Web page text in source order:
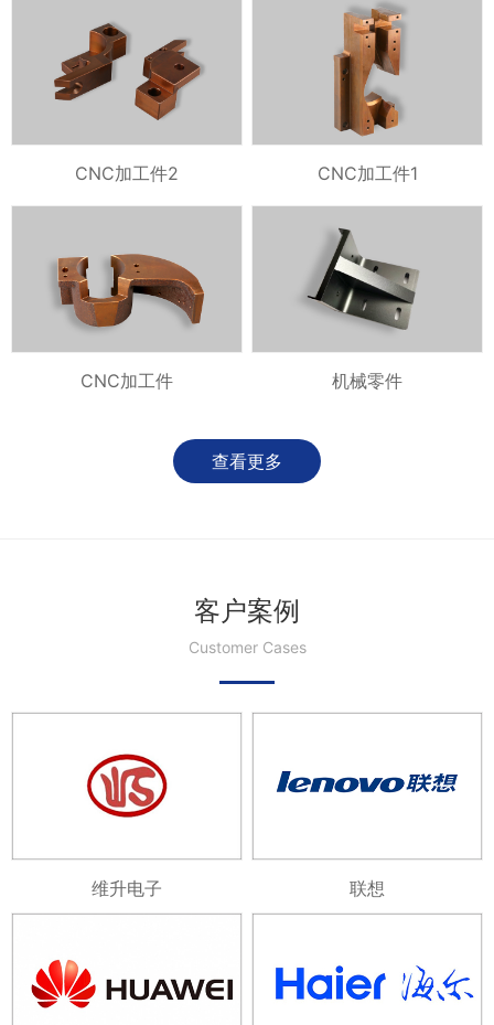
CNC加工件2 CNC加工件1
CNC加工件 机械零件
查看更多
客户案例
Customer Cases
维升电子 联想